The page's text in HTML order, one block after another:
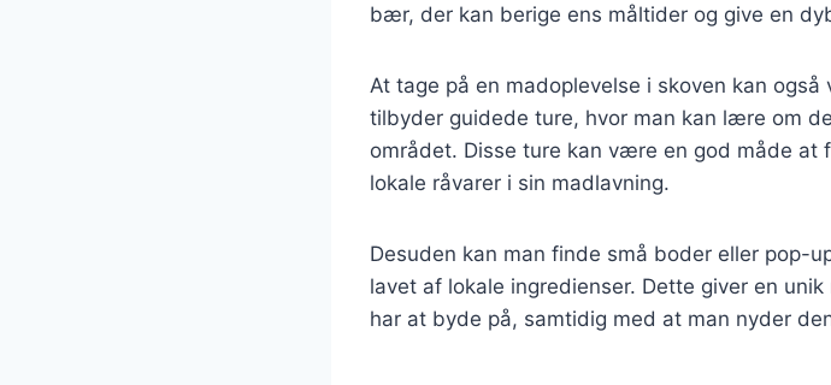
bær, der kan berige ens måltider og give en
At tage på en madoplevelse i skoven kan
tilbyder guidede ture, hvor man kan lære om
området. Disse ture kan være en god måde at
lokale råvarer i sin madlavning.
Desuden kan man finde små boder eller pop-
lavet af lokale ingredienser. Dette giver en
har at byde på, samtidig med at man nyder